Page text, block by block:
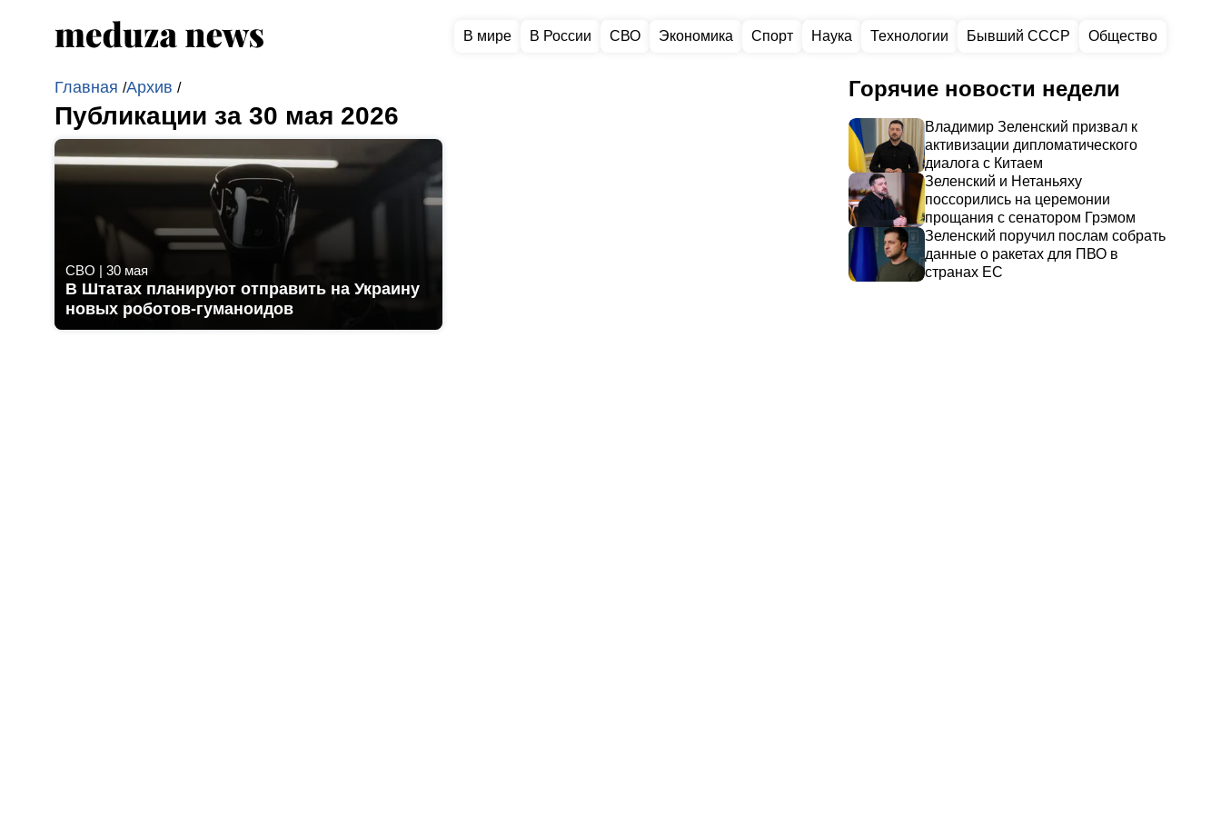
В мире В России СВО Экономика Спорт Наука Технологии Бывший СССР Общество
Главная /Архив /
Публикации за 30 мая 2026
СВО | 30 мая
В Штатах планируют отправить на Украину
новых роботов-гуманоидов
Горячие новости недели
Владимир Зеленский призвал к
активизации дипломатического
диалога с Китаем
Зеленский и Нетаньяху
поссорились на церемонии
прощания с сенатором Грэмом
Зеленский поручил послам собрать
данные о ракетах для ПВО в
странах ЕС